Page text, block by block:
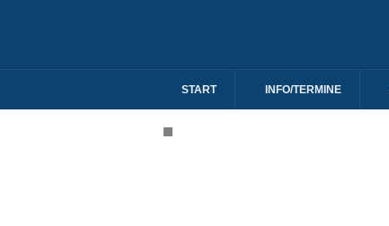
START INFO/TERMINE